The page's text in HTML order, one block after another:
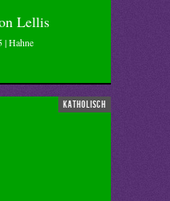
Lellis
| Hahne
katholisch